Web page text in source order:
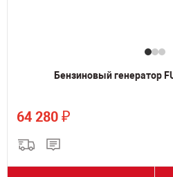
Бензиновый генератор
64 280 ₽